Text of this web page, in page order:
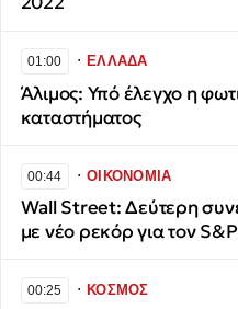
01:00 ∙ΕΛΛΑΔΑ
Άλιμος: Υπό έλεγχο η
καταστήματος
00:44 ∙ΟΙΚΟΝΟΜΙΑ
Wall Street: Δεύτερη
με νέο ρεκόρ για τον
00:25 ∙ΚΟΣΜΟΣ